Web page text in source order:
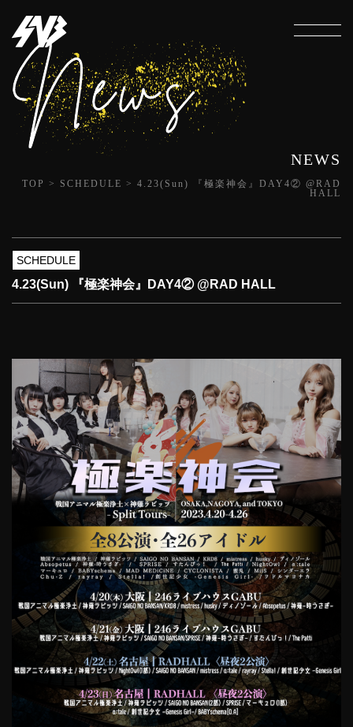
NEWS
TOP > SCHEDULE > 4.23(Sun) 『極楽神会』DAY4② @RAD
HALL
SCHEDULE
4.23(Sun) 『極楽神会』DAY4② @RAD HALL